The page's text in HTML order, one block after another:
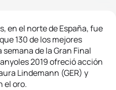
en el norte de España, fue
130 de los mejores
de la Gran Final
2019 ofreció acción
Lindemann (GER) y
el oro.